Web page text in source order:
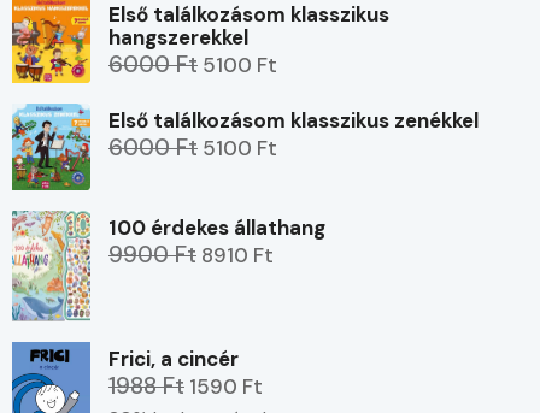
Első találkozásom klasszikus
hangszerekkel
6000 Ft 5100 Ft
Első találkozásom klasszikus zenékkel
6000 Ft 5100 Ft
100 érdekes állathang
9900 Ft 8910 Ft
Frici, a cincér
1988 Ft 1590 Ft